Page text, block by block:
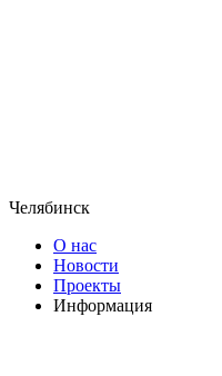
Челябинск
О нас
Новости
Проекты
Информация